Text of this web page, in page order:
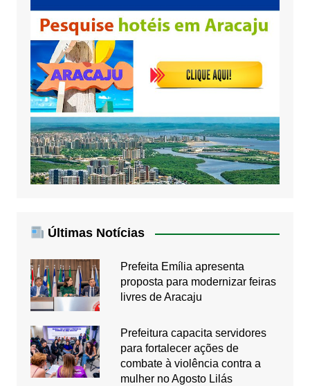
Últimas Notícias
Prefeita Emília apresenta
proposta para modernizar feiras
livres de Aracaju
Prefeitura capacita servidores
para fortalecer ações de
combate à violência contra a
mulher no Agosto Lilás